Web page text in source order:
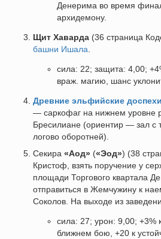
Денерима во время
архидемону.
Щит Хаварда (36 страница
башни Ишала
сила: 22; защита: 4,00;
враж. магию, шанс
Древние эльфийские доспехи
— саркофаг на нижнем уровне
Бресилиане (ориентир — зал с
логово оборотней).
Секира «Аод» («Эод») (38
Кристоф, взять поручение у
площади Торгового квартала
отправиться в Жемчужину к
Соколов. На выходе из
сила: 27; урон: 9,00; +3%
ближнем бою, +20 к